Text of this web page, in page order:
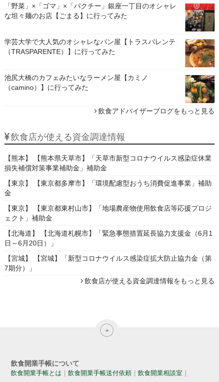
「野菜」×「ゴマ」×「パクチー」銀座一丁目のオシャレ
な坦々麺のお店【ごまる】に行ってみた
学芸大学で大人気のオシャレなパン屋【トラスパレンテ
（TRASPARENTE）】に行ってみた
池尻大橋のカフェみたいなラーメン屋【カミノ
（camino）】に行ってみた
飲食アドバイザーブログをもっと見る
飲食店が使える資金調達情報
【熊本】 【熊本県天草市】「天草市新型コロナウイルス感染症休業
損失補償対策事業補助金」補助金
【東京】 【東京都多摩市】「環境配慮型おうち消費促進事業」補助
金
【東京】 【東京都東村山市】「地場農産物使用飲食店等応援プロジ
ェクト」補助金
【北海道】 【北海道札幌市】「緊急事態措置延長協力支援金（6月1
日～6月20日）」
【宮城】 【宮城】「新型コロナウイルス感染症拡大防止協力金（第
7期分）」
飲食店が使える資金調達情報をもっと見る
飲食開業手帳について
飲食開業手帳とは 飲食開業手帳送付依頼 飲食開業相談室